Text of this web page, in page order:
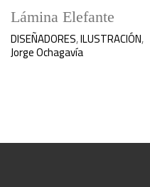
Lámina Elefante
DISEÑADORES,ILUSTRACIÓN,
Jorge Ochagavía